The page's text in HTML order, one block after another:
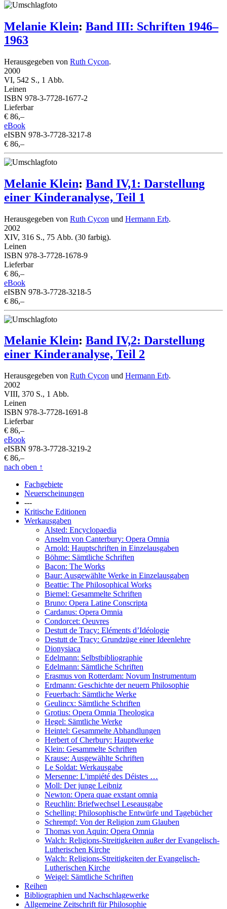
Melanie Klein: Band III: Schriften 1946–
1963
Herausgegeben von Ruth Cycon.
2000
VI, 542 S., 1 Abb.
Leinen
ISBN 978-3-7728-1677-2
Lieferbar
€ 86,–
eBook
eISBN 978-3-7728-3217-8
€ 86,–
Melanie Klein: Band IV,1: Darstellung
einer Kinderanalyse, Teil 1
Herausgegeben von Ruth Cycon und Hermann Erb.
2002
XIV, 316 S., 75 Abb. (30 farbig).
Leinen
ISBN 978-3-7728-1678-9
Lieferbar
€ 86,–
eBook
eISBN 978-3-7728-3218-5
€ 86,–
Melanie Klein: Band IV,2: Darstellung
einer Kinderanalyse, Teil 2
Herausgegeben von Ruth Cycon und Hermann Erb.
2002
VIII, 370 S., 1 Abb.
Leinen
ISBN 978-3-7728-1691-8
Lieferbar
€ 86,–
eBook
eISBN 978-3-7728-3219-2
€ 86,–
nach oben ↑
Fachgebiete
Neuerscheinungen
---
Kritische Editionen
Werkausgaben
Alsted: Encyclopaedia
Anselm von Canterbury: Opera Omnia
Arnold: Hauptschriften in Einzelausgaben
Böhme: Sämtliche Schriften
Bacon: The Works
Baur: Ausgewählte Werke in Einzelausgaben
Beattie: The Philosophical Works
Biemel: Gesammelte Schriften
Bruno: Opera Latine Conscripta
Cardanus: Opera Omnia
Condorcet: Oeuvres
Destutt de Tracy: Eléments d’Idéologie
Destutt de Tracy: Grundzüge einer Ideenlehre
Dionysiaca
Edelmann: Selbstbibliographie
Edelmann: Sämtliche Schriften
Erasmus von Rotterdam: Novum Instrumentum
Erdmann: Geschichte der neuern Philosophie
Feuerbach: Sämtliche Werke
Geulincx: Sämtliche Schriften
Grotius: Opera Omnia Theologica
Hegel: Sämtliche Werke
Heintel: Gesammelte Abhandlungen
Herbert of Cherbury: Hauptwerke
Klein: Gesammelte Schriften
Krause: Ausgewählte Schriften
Le Soldat: Werkausgabe
Mersenne: L'impiété des Déistes …
Moll: Der junge Leibniz
Newton: Opera quae exstant omnia
Reuchlin: Briefwechsel Leseausgabe
Schelling: Philosophische Entwürfe und Tagebücher
Schrempf: Von der Religion zum Glauben
Thomas von Aquin: Opera Omnia
Walch: Religions-Streitigkeiten außer der Evangelisch-
Lutherischen Kirche
Walch: Religions-Streitigkeiten der Evangelisch-
Lutherischen Kirche
Weigel: Sämtliche Schriften
Reihen
Bibliographien und Nachschlagewerke
Allgemeine Zeitschrift für Philosophie